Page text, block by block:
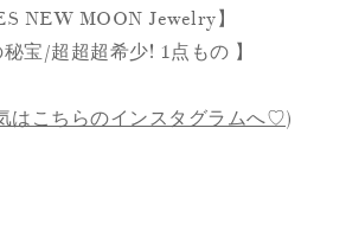
NEW MOON Jewelry】
秘宝/超超超希少! 1点もの 】
はこちらのインスタグラムへ♡)